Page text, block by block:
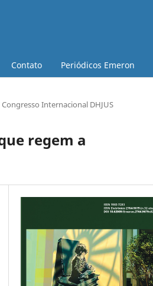
Contato Periódicos Emeron
Congresso Internacional DHJUS
regem a